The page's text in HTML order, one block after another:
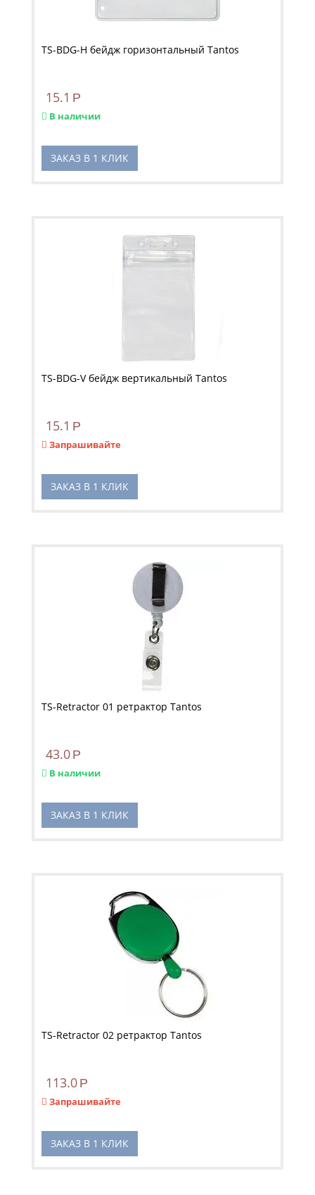
TS-BDG-H бейдж горизонтальный Tantos
15.1 Р
В наличии
ЗАКАЗ В 1 КЛИК
TS-BDG-V бейдж вертикальный Tantos
15.1 Р
Запрашивайте
ЗАКАЗ В 1 КЛИК
TS-Retractor 01 ретрактор Tantos
43.0 Р
В наличии
ЗАКАЗ В 1 КЛИК
TS-Retractor 02 ретрактор Tantos
113.0 Р
Запрашивайте
ЗАКАЗ В 1 КЛИК